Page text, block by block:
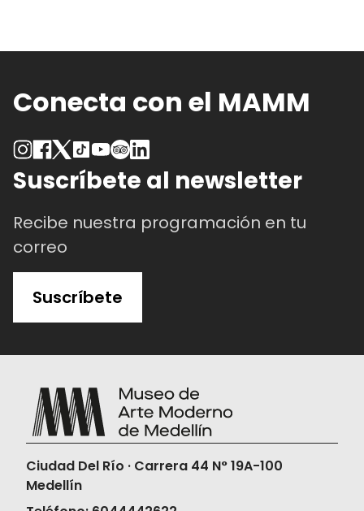
Conecta con el MAMM
Suscríbete al newsletter
Recibe nuestra programación en tu
correo
Suscríbete
Ciudad Del Río · Carrera 44 N° 19A-100
Medellín